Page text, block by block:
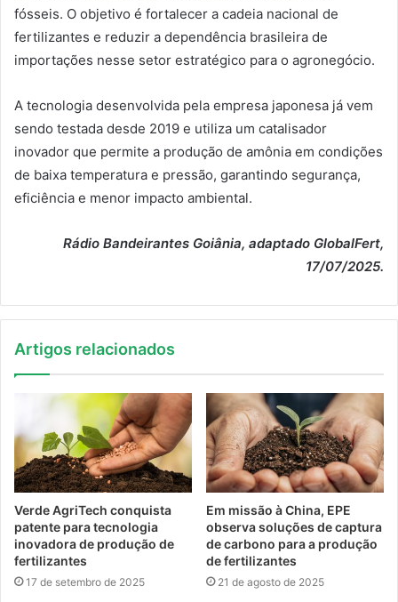
fósseis. O objetivo é fortalecer a cadeia nacional de
fertilizantes e reduzir a dependência brasileira de
importações nesse setor estratégico para o agronegócio.
A tecnologia desenvolvida pela empresa japonesa já vem
sendo testada desde 2019 e utiliza um catalisador
inovador que permite a produção de amônia em condições
de baixa temperatura e pressão, garantindo segurança,
eficiência e menor impacto ambiental.
Rádio Bandeirantes Goiânia, adaptado GlobalFert,
17/07/2025.
Artigos relacionados
Verde AgriTech conquista
patente para tecnologia
inovadora de produção de
fertilizantes
17 de setembro de 2025
Em missão à China, EPE
observa soluções de captura
de carbono para a produção
de fertilizantes
21 de agosto de 2025